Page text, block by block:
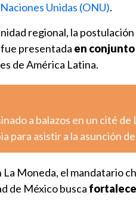
Unidas (ONU).
regional, la
presentada en conjunto
de América Latina.
a balazos en un cité de
para asistir a la asunción
Moneda, el mandatario
de México busca